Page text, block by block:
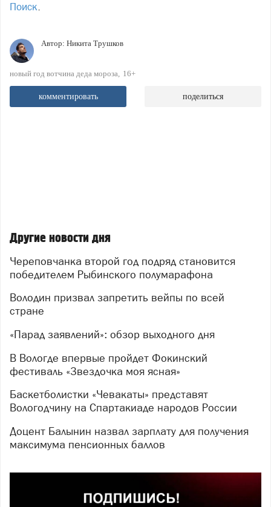
Поиск.
Автор: Никита Трушков
новый год вотчина деда мороза 16+
комментировать поделиться
Другие новости дня
Череповчанка второй год подряд становится
победителем Рыбинского полумарафона
Володин призвал запретить вейпы по всей
стране
«Парад заявлений»: обзор выходного дня
В Вологде впервые пройдет Фокинский
фестиваль «Звездочка моя ясная»
Баскетболистки «Чевакаты» представят
Вологодчину на Спартакиаде народов России
Доцент Балынин назвал зарплату для получения
максимума пенсионных баллов